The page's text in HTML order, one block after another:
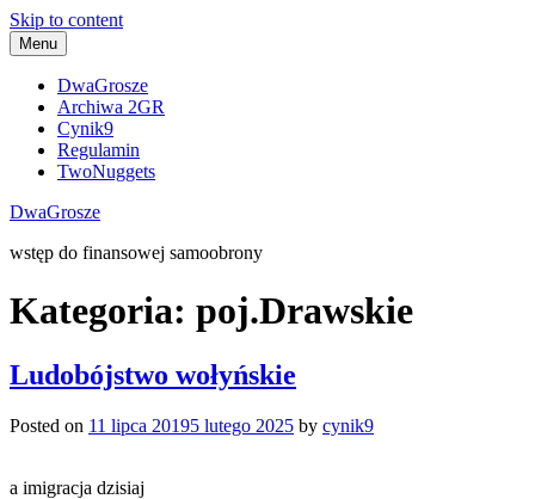
Skip to content
Menu
DwaGrosze
Archiwa 2GR
Cynik9
Regulamin
TwoNuggets
DwaGrosze
wstęp do finansowej samoobrony
Kategoria: poj.Drawskie
Ludobójstwo wołyńskie
Posted on 11 lipca 20195 lutego 2025 by cynik9
a imigracja dzisiaj